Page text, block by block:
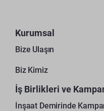
Kurumsal
Bize Ulaşın
Biz Kimiz
İş Birlikleri ve
İnşaat Demirinde